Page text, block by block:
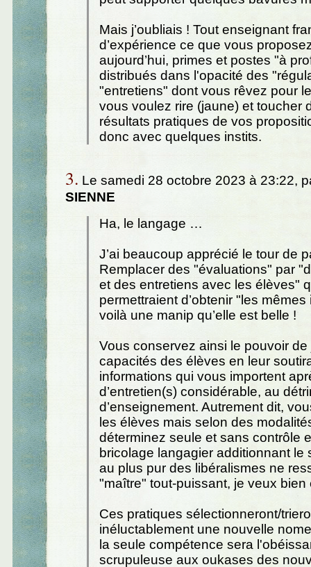
Mais j’oubliais ! Tout enseignant
d’expérience ce que vous
aujourd’hui, primes et postes "à
distribués dans l'opacité des
"entretiens" dont vous rêvez pour
vous voulez rire (jaune) et toucher
résultats pratiques de vos
donc avec quelques instits.
3. Le samedi 28 octobre 2023 à 23:22,
SIENNE
Ha, le langage …
J’ai beaucoup apprécié le tour de
Remplacer des "évaluations" par
et des entretiens avec les élèves"
permettraient d’obtenir "les
voilà une manip qu’elle est belle !
Vous conservez ainsi le pouvoir de
capacités des élèves en leur
informations qui vous importent
d’entretien(s) considérable, au
d’enseignement. Autrement dit,
les élèves mais selon des
déterminez seule et sans contrôle
bricolage langagier additionnant le
au plus pur des libéralismes ne
"maître" tout-puissant, je veux bien
Ces pratiques sélectionneront/
inéluctablement une nouvelle
la seule compétence sera
scrupuleuse aux oukases des